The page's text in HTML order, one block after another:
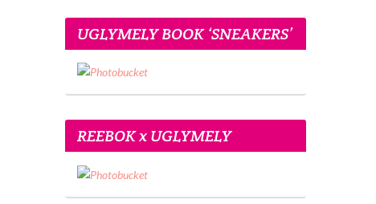
UGLYMELY BOOK ‘SNEAKERS’
REEBOK x UGLYMELY